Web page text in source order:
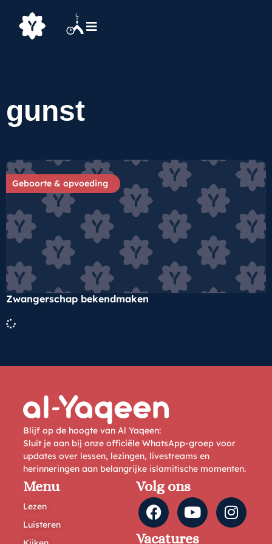
gunst
Geboorte & opvoeding
Zwangerschap bekendmaken
Blijf op de hoogte van Al Yaqeen:
Sluit je aan bij onze officiële WhatsApp-groep voor
updates over lessen, lezingen, livestreams en
herinneringen aan belangrijke islamitische momenten.
Menu
Lezen
Luisteren
Volg ons
Vacatures